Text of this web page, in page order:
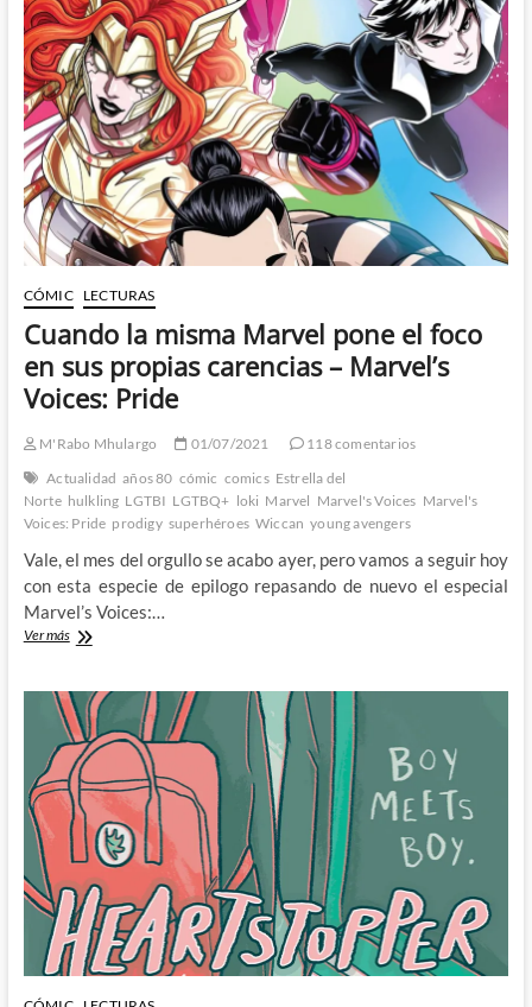
la
Batcueva
CÓMIC LECTURAS
Cuando la misma Marvel pone el foco
en sus propias carencias – Marvel’s
Voices: Pride
M'Rabo Mhulargo 01/07/2021
118 comentarios
Actualidad años 80 cómic comics Estrella del
Norte hulkling LGTBI LGTBQ+ loki Marvel Marvel's Voices Marvel's
Voices: Pride prodigy superhéroes Wiccan young avengers
Vale, el mes del orgullo se acabo ayer, pero vamos a seguir hoy
con esta especie de epilogo repasando de nuevo el especial
Marvel’s Voices:…
Ver másCuando
Marvel
pone
el
foco
en
sus
propias
carencias
–
Marvel’s
Voices:
Pride